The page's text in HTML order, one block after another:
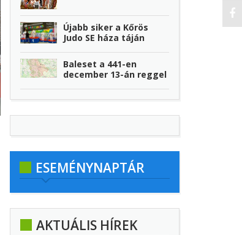
Újabb siker a Kőrös
Judo SE háza táján
Baleset a 441-en
december 13-án reggel
ESEMÉNYNAPTÁR
AKTUÁLIS HÍREK